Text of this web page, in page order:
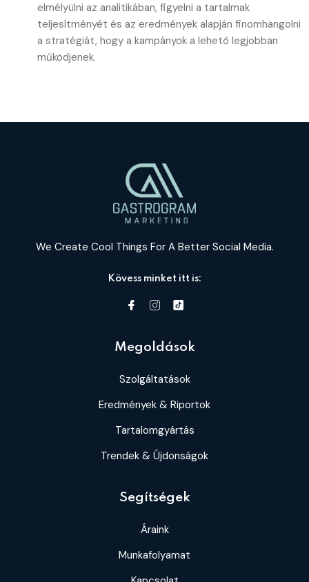
elmélyülni az analitikában, figyelni a tartalmak
teljesítményét és az eredmények alapján finomhangolni
a stratégiát, hogy a kampányok a lehető legjobban
működjenek.
We Create Cool Things For A Better Social Media.
Kövess minket itt is:
Megoldások
Szolgáltatások
Eredmények & Riportok
Tartalomgyártás
Trendek & Újdonságok
Segítségek
Áraink
Munkafolyamat